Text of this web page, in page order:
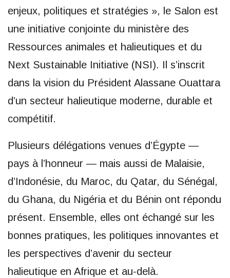
enjeux, politiques et stratégies », le Salon est
une initiative conjointe du ministère des
Ressources animales et halieutiques et du
Next Sustainable Initiative (NSI). Il s’inscrit
dans la vision du Président Alassane Ouattara
d’un secteur halieutique moderne, durable et
compétitif.
Plusieurs délégations venues d’Égypte —
pays à l’honneur — mais aussi de Malaisie,
d’Indonésie, du Maroc, du Qatar, du Sénégal,
du Ghana, du Nigéria et du Bénin ont répondu
présent. Ensemble, elles ont échangé sur les
bonnes pratiques, les politiques innovantes et
les perspectives d’avenir du secteur
halieutique en Afrique et au-delà.